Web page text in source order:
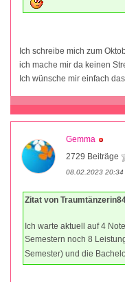
Ich schreibe mich zum
ich mache mir da keinen
Ich wünsche mir einfach
Gemma
2729 Beiträge
08.02.2023 20:34
Zitat von
Ich warte aktuell auf 4
Semestern noch 8
Semester) und die